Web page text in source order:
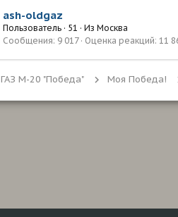
ash-oldgaz
Пользователь · 51 · Из Москва
Сообщения 9 017 Оценка реакций 11
ГАЗ М-20 "Победа" Моя Победа!